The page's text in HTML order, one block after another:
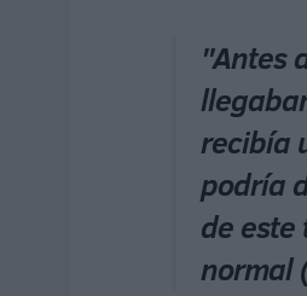
"Antes
recibía
podría
de
normal